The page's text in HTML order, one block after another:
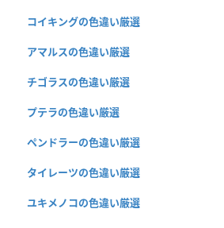
コイキングの色違い厳選
アマルスの色違い厳選
チゴラスの色違い厳選
プテラの色違い厳選
ペンドラーの色違い厳選
タイレーツの色違い厳選
ユキメノコの色違い厳選